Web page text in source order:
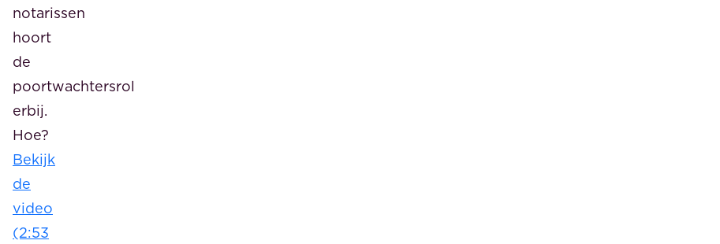
notarissen
hoort
de
poortwachtersrol
erbij.
Hoe?
Bekijk
de
video
(2:53